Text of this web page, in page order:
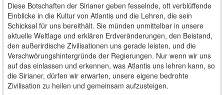
Diese Botschaften der Sirianer geben fesselnde, oft verblüffende
Einblicke in die Kultur von Atlantis und die Lehren, die sein
Schicksal für uns bereithält. Sie münden unmittelbar in unsere
aktuelle Weltlage und erklären Erdveränderungen, den Beistand,
den außerirdische Zivilisationen uns gerade leisten, und die
Verschwörungshintergründe der Regierungen. Nur wenn wir uns
auf das einlassen und erkennen, was Atlantis uns lehren kann, so
die Sirianer, dürfen wir erwarten, unsere eigene bedrohte
Zivilisation zu heilen und gemeinsam aufzusteigen.